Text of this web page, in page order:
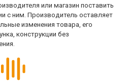
или магазин поставить
с ним. Производитель оставляет
изменения товара, его
конструкции без